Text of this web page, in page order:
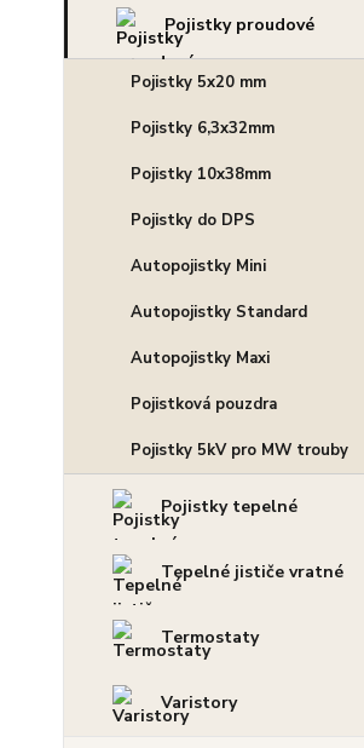
Pojistky proudové
Pojistky 5x20 mm
Pojistky 6,3x32mm
Pojistky 10x38mm
Pojistky do DPS
Autopojistky Mini
Autopojistky Standard
Autopojistky Maxi
Pojistková pouzdra
Pojistky 5kV pro MW trouby
Pojistky tepelné
Tepelné jističe vratné
Termostaty
Varistory